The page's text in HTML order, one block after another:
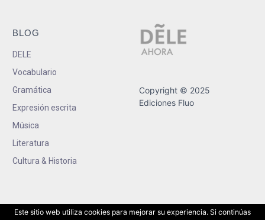
BLOG
DELE
Vocabulario
Gramática
Expresión escrita
Música
Literatura
Cultura & Historia
Copyright © 2025
Ediciones Fluo
Este sitio web utiliza cookies para mejorar su experiencia. Si continúas